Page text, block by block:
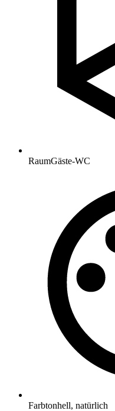
RaumGäste-WC
Farbtonhell, natürlich